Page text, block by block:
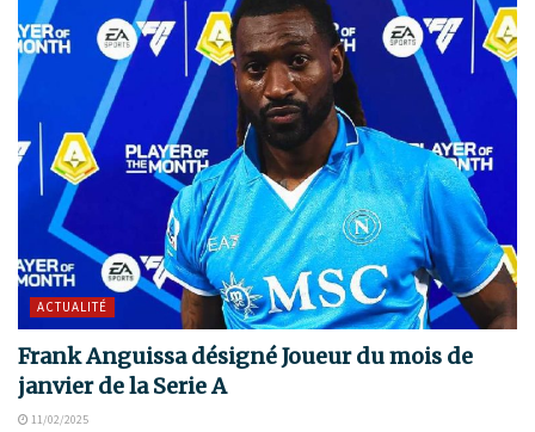
ACTUALITÉ
Frank Anguissa désigné Joueur du mois de
janvier de la Serie A
11/02/2025